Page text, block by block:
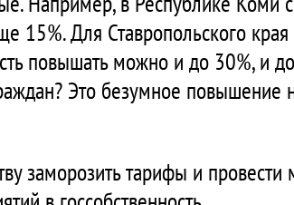
15%. Для Ставропольского
повышать можно и до 30%, и
Это безумное повышение
заморозить тарифы и